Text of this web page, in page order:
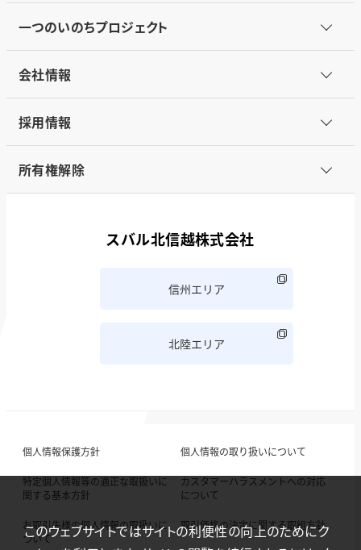
一つのいのちプロジェクト
会社情報
採用情報
所有権解除
スバル北信越株式会社
信州エリア
北陸エリア
個人情報保護方針 個人情報の取り扱いについて
特定個人情報等の適正な取扱いに
関する基本方針
カスタマーハラスメントへの対応
について
お取引先様の個人情報の取扱いに
ついて
取引価格の決定に関する取組方針
このウェブサイトではサイトの利便性の向上のためにク